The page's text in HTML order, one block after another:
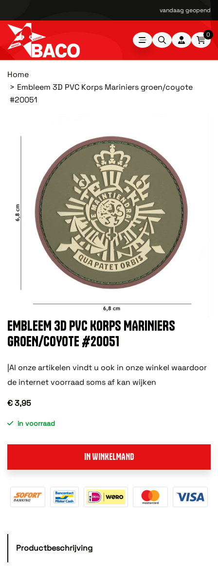
vandaag geopend
0
Home
Embleem 3D PVC Korps Mariniers groen/coyote
#20051
EMBLEEM 3D PVC KORPS MARINIERS
GROEN/COYOTE #20051
|Al onze artikelen vindt u ook in onze winkel waardoor
de internet voorraad soms af kan wijken
€ 3,95
in voorraad
IN WINKELMAND
Productbeschrijving